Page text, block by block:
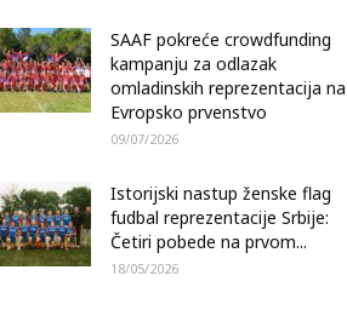
SAAF pokreće crowdfunding
kampanju za odlazak
omladinskih reprezentacija na
Evropsko prvenstvo
09/07/2026
Istorijski nastup ženske flag
fudbal reprezentacije Srbije:
Četiri pobede na prvom...
18/05/2026